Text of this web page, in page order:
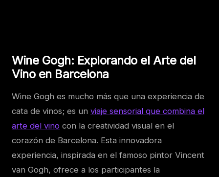
Wine Gogh: Explorando el Arte del
Vino en Barcelona
Wine Gogh es mucho más que una experiencia de
cata de vinos; es un viaje sensorial que combina el
arte del vino con la creatividad visual en el
corazón de Barcelona. Esta innovadora
experiencia, inspirada en el famoso pintor Vincent
van Gogh, ofrece a los participantes la